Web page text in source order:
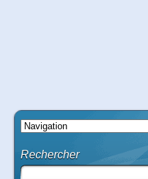
Rechercher